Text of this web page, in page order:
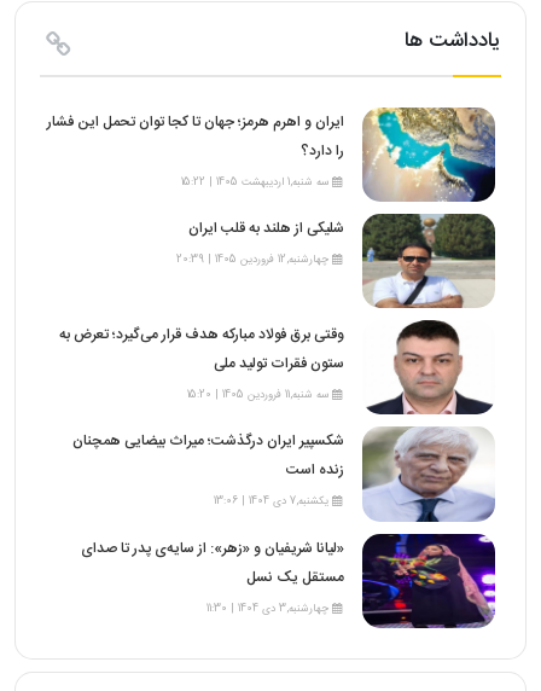
یادداشت ها
ایران و اهرم هرمز؛ جهان تا کجا توان تحمل این فشار
را دارد؟
سه شنبه,1 اردیبهشت 1405 | 15:22
شلیکی از هلند به قلب ایران
چهارشنبه,12 فروردین 1405 | 20:39
وقتی برق فولاد مبارکه هدف قرار می‌گیرد؛ تعرض به
ستون فقرات تولید ملی
سه شنبه,11 فروردین 1405 | 15:20
شکسپیر ایران درگذشت؛ میراث بیضایی همچنان
زنده است
یکشنبه,7 دی 1404 | 13:06
«لیانا شریفیان و «زهر»: از سایه‌ی پدر تا صدای
مستقل یک نسل
چهارشنبه,3 دی 1404 | 11:30